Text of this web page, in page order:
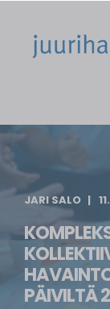
JARI SALO
PÄIVILTÄ